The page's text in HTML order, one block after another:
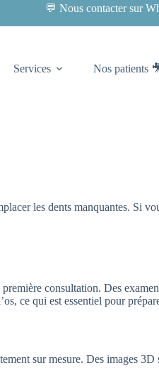
💬 Nous contacter sur
Services Nos patients
les dents manquantes. Si
consultation. Des
ce qui est essentiel pour
sur mesure. Des images